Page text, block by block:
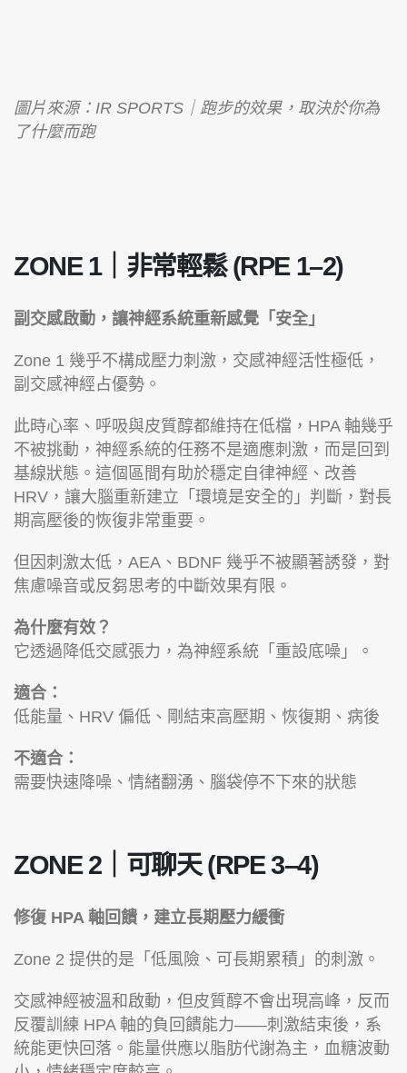
圖片來源：IR SPORTS｜跑步的效果，取決於你為
了什麼而跑
ZONE 1｜非常輕鬆 (RPE 1–2)
副交感啟動，讓神經系統重新感覺「安全」
Zone 1 幾乎不構成壓力刺激，交感神經活性極低，
副交感神經占優勢。
此時心率、呼吸與皮質醇都維持在低檔，HPA 軸幾乎
不被挑動，神經系統的任務不是適應刺激，而是回到
基線狀態。這個區間有助於穩定自律神經、改善
HRV，讓大腦重新建立「環境是安全的」判斷，對長
期高壓後的恢復非常重要。
但因刺激太低，AEA、BDNF 幾乎不被顯著誘發，對
焦慮噪音或反芻思考的中斷效果有限。
為什麼有效？
它透過降低交感張力，為神經系統「重設底噪」。
適合：
低能量、HRV 偏低、剛結束高壓期、恢復期、病後
不適合：
需要快速降噪、情緒翻湧、腦袋停不下來的狀態
ZONE 2｜可聊天 (RPE 3–4)
修復 HPA 軸回饋，建立長期壓力緩衝
Zone 2 提供的是「低風險、可長期累積」的刺激。
交感神經被溫和啟動，但皮質醇不會出現高峰，反而
反覆訓練 HPA 軸的負回饋能力——刺激結束後，系
統能更快回落。能量供應以脂肪代謝為主，血糖波動